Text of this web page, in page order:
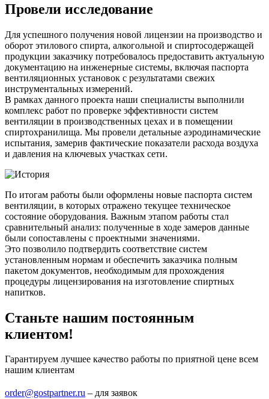
Провели исследование
Для успешного получения новой лицензии на производство и
оборот этилового спирта, алкогольной и спиртосодержащей
продукции заказчику потребовалось предоставить актуальную
документацию на инженерные системы, включая паспорта
вентиляционных установок с результатами свежих
инструментальных измерений.
В рамках данного проекта наши специалисты выполнили
комплекс работ по проверке эффективности систем
вентиляции в производственных цехах и в помещении
спиртохранилища. Мы провели детальные аэродинамические
испытания, замерив фактические показатели расхода воздуха
и давления на ключевых участках сети.
По итогам работы были оформлены новые паспорта систем
вентиляции, в которых отражено текущее техническое
состояние оборудования. Важным этапом работы стал
сравнительный анализ: полученные в ходе замеров данные
были сопоставлены с проектными значениями.
Это позволило подтвердить соответствие систем
установленным нормам и обеспечить заказчика полным
пакетом документов, необходимым для прохождения
процедуры лицензирования на изготовление спиртных
напитков.
Станьте нашим постоянным
клиентом!
Гарантируем лучшее качество работы по приятной цене всем
нашим клиентам
order@gostpartner.ru – для заявок